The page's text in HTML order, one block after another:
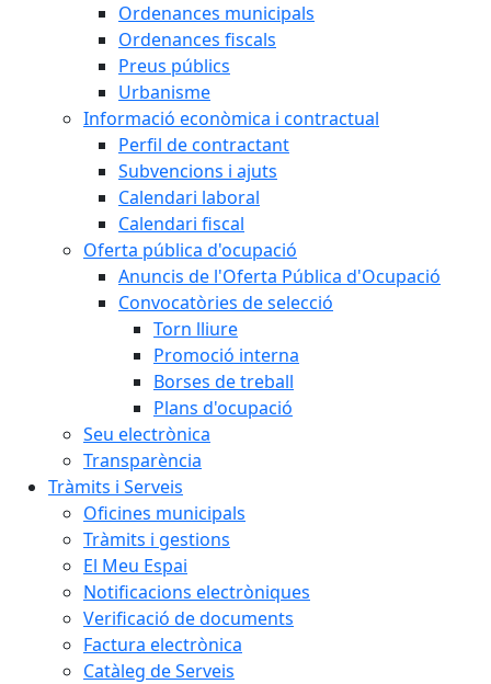
Ordenances municipals
Ordenances fiscals
Preus públics
Urbanisme
Informació econòmica i contractual
Perfil de contractant
Subvencions i ajuts
Calendari laboral
Calendari fiscal
Oferta pública d'ocupació
Anuncis de l'Oferta Pública d'Ocupació
Convocatòries de selecció
Torn lliure
Promoció interna
Borses de treball
Plans d'ocupació
Seu electrònica
Transparència
Tràmits i Serveis
Oficines municipals
Tràmits i gestions
El Meu Espai
Notificacions electròniques
Verificació de documents
Factura electrònica
Catàleg de Serveis